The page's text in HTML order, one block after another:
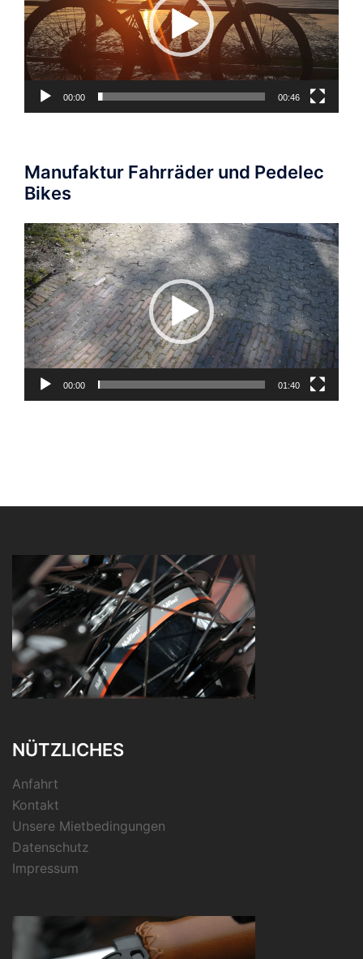
00:00 00:46
Manufaktur Fahrräder und Pedelec
Bikes
Video-
Player
00:00 01:40
NÜTZLICHES
Anfahrt
Kontakt
Unsere Mietbedingungen
Datenschutz
Impressum